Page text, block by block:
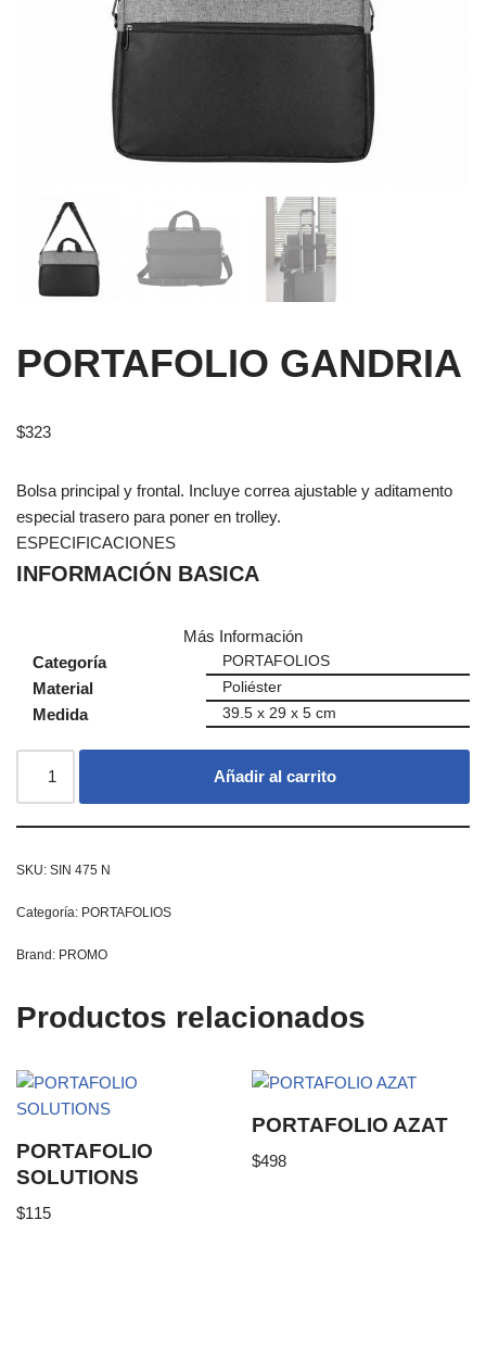
PORTAFOLIO GANDRIA
$323
Bolsa principal y frontal. Incluye correa ajustable y aditamento
especial trasero para poner en trolley.
ESPECIFICACIONES
INFORMACIÓN BASICA
Más Información
Categoría
PORTAFOLIOS
Material Poliéster
Medida 39.5 x 29 x 5 cm
Añadir al carrito
SKU: SIN 475 N
Categoría: PORTAFOLIOS
Brand: PROMO
Productos relacionados
PORTAFOLIO
SOLUTIONS
$115
PORTAFOLIO AZAT
$498